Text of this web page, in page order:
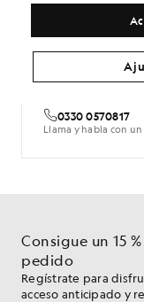
Para consultas
0330 0570817
Llama y habla con
Consigue un 15
pedido
Regístrate para
acceso anticipado y